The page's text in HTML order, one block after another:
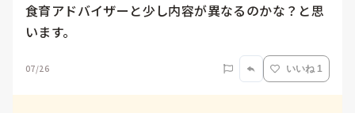
食育アドバイザーと少し内容が異なるのかな？と思
います。
07/26 いいね 1